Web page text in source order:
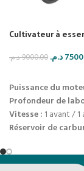
Cultivateur à
9000.00د.م. د.م.
Puissance du
Profondeur de
Vitesse : 1 avant / 1
Réservoir de
Nombre de fraises